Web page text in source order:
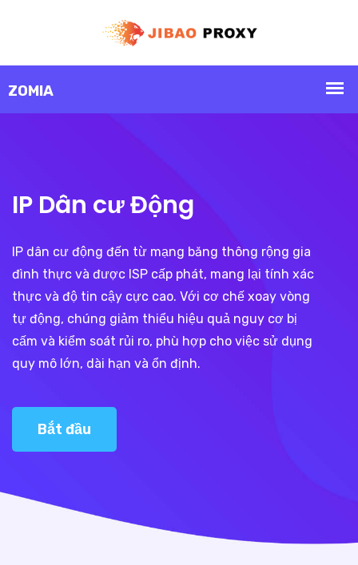
IP Dân cư Động
IP dân cư động đến từ mạng băng thông rộng gia
đình thực và được ISP cấp phát, mang lại tính xác
thực và độ tin cậy cực cao. Với cơ chế xoay vòng
tự động, chúng giảm thiểu hiệu quả nguy cơ bị
cấm và kiểm soát rủi ro, phù hợp cho việc sử dụng
quy mô lớn, dài hạn và ổn định.
Bắt đầu